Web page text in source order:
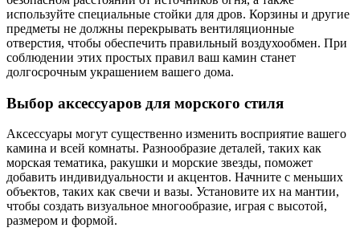
используйте специальные стойки для дров. Корзины и другие
предметы не должны перекрывать вентиляционные
отверстия, чтобы обеспечить правильный воздухообмен. При
соблюдении этих простых правил ваш камин станет
долгосрочным украшением вашего дома.
Выбор аксессуаров для морского стиля
Аксессуары могут существенно изменить восприятие вашего
камина и всей комнаты. Разнообразие деталей, таких как
морская тематика, ракушки и морские звезды, поможет
добавить индивидуальности и акцентов. Начните с меньших
объектов, таких как свечи и вазы. Установите их на мантии,
чтобы создать визуальное многообразие, играя с высотой,
размером и формой.